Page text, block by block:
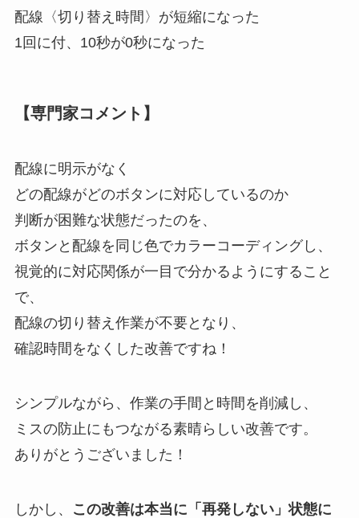
配線〈切り替え時間〉が短縮になった
1回に付、10秒が0秒になった
【専門家コメント】
配線に明示がなく
どの配線がどのボタンに対応しているのか
判断が困難な状態だったのを、
ボタンと配線を同じ色でカラーコーディングし、
視覚的に対応関係が一目で分かるようにすること
で、
配線の切り替え作業が不要となり、
確認時間をなくした改善ですね！
シンプルながら、作業の手間と時間を削減し、
ミスの防止にもつながる素晴らしい改善です。
ありがとうございました！
しかし、
この改善は本当に「再発しない」状態に